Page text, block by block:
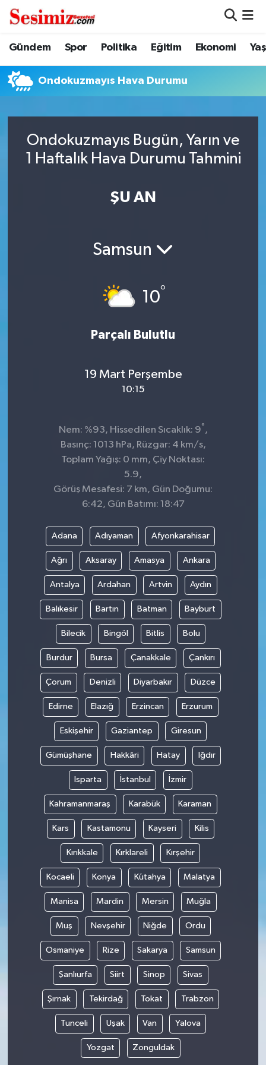
Gündem Spor Politika Eğitim Ekonomi
Ondokuzmayıs Hava Durumu
Ondokuzmayıs Bugün, Yarın ve
1 Haftalık Hava Durumu Tahmini
ŞU AN
Samsun
10°
Parçalı Bulutlu
19 Mart Perşembe
10:15
Nem: %93, Hissedilen Sıcaklık: 9° ,
Basınç: 1013 hPa, Rüzgar: 4 km/s,
Toplam Yağış: 0 mm, Çiy Noktası:
5.9,
Görüş Mesafesi: 7 km, Gün Doğumu:
6:42, Gün Batımı: 18:47
Adana Adıyaman Afyonkarahisar
Ağrı Aksaray Amasya Ankara
Antalya Ardahan Artvin Aydın
Balıkesir Bartın Batman Bayburt
Bilecik Bingöl Bitlis Bolu
Burdur Bursa Çanakkale Çankırı
Çorum Denizli Diyarbakır Düzce
Edirne Elazığ Erzincan Erzurum
Eskişehir Gaziantep Giresun
Gümüşhane Hakkâri Hatay Iğdır
Isparta İstanbul İzmir
Kahramanmaraş Karabük Karaman
Kars Kastamonu Kayseri Kilis
Kırıkkale Kırklareli Kırşehir
Kocaeli Konya Kütahya Malatya
Manisa Mardin Mersin Muğla
Muş Nevşehir Niğde Ordu
Osmaniye Rize Sakarya Samsun
Şanlıurfa Siirt Sinop Sivas
Şırnak Tekirdağ Tokat Trabzon
Tunceli Uşak Van Yalova
Yozgat Zonguldak
Dünya
Eğitim
Genel
Gündem
Nöbetçi Eczaneler
Hava Durumu
Trafik Durumu
Süper Lig Puan Durumu ve Fikstür